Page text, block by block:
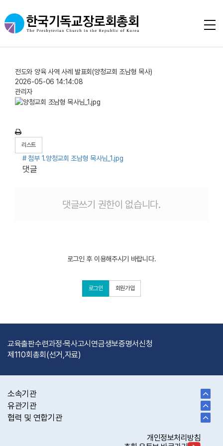
전도와 양육 사역 사례 발표회(양청교회 조남형 목사)
2026-05-06 14:14:08
관리자
리스트
# 첨부 1.양청교회 조남형 목사님_1.jpg
댓글
댓글쓰기 권한이 없습니다.
로그인 후 이용해주시기 바랍니다.
로그인 회원가입
교육출판수련과정·목사고시 연금생보증명서신청
제110회총회(선거,자료)
소속기관
유관기관
협력 및 연합기관
개인정보처리방침